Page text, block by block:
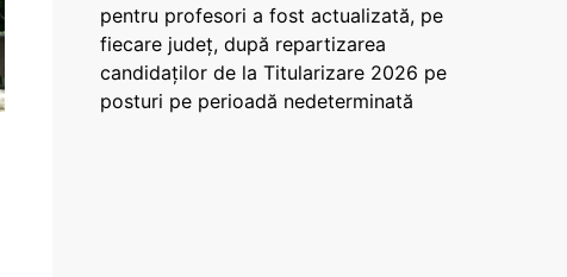
pentru profesori a fost actualizată, pe
fiecare județ, după repartizarea
candidaților de la Titularizare 2026 pe
posturi pe perioadă nedeterminată